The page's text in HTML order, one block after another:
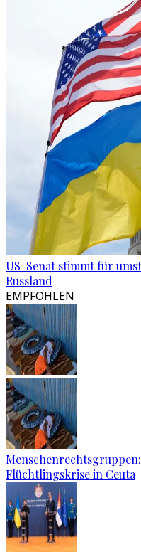
US-Senat stimmt für
Russland
EMPFOHLEN
Flüchtlingskrise in Ceuta